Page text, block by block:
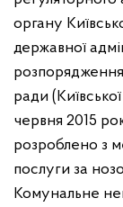
органу
державної
розпорядження
ради (Київської
червня 2015
розроблено з
послуги за
Комунальне